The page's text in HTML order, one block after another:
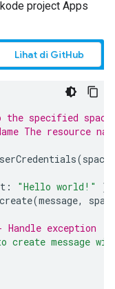
project Apps
Lihat di GitHub
the specified
The resource
(
: "Hello world!"
};
create(message,
exception
create message